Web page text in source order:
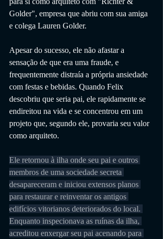
Golder", empresa que abriu com sua amiga
e colega Lauren Golder.
Apesar do sucesso, ele não afastar a
sensação de que era uma fraude, e
frequentemente distraía a própria ansiedade
com festas e bebidas. Quando Felix
descobriu que seria pai, ele rapidamente se
endireitou na vida e se concentrou em um
projeto que, segundo ele, provaria seu valor
como arquiteto.
Ele retornou à ilha onde seu pai e outros
membros de uma sociedade secreta
desapareceram e iniciou extensos planos
para restaurar e reinventar os antigos
edifícios vitorianos deteriorados do local.
Enquanto inspecionava as ruínas da ilha,
acreditou enxergar seu pai acenando para